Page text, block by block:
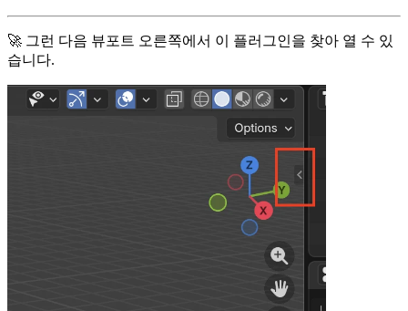
🚀 그런 다음 뷰포트 오른쪽에서 이 플러그인을 찾아 열 수 있
습니다.